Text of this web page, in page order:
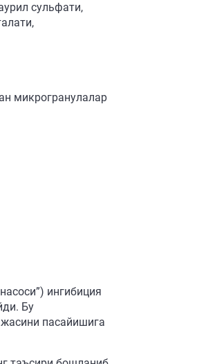
сульфати,
микрогранулалар
ингибиция
Бу
пасайишига